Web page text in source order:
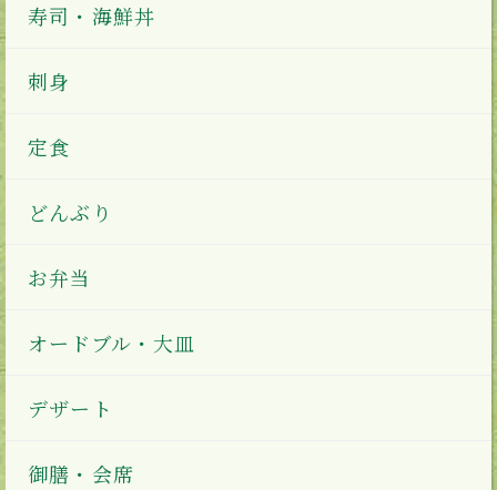
寿司・海鮮丼
刺身
定食
どんぶり
お弁当
オードブル・大皿
デザート
御膳・会席